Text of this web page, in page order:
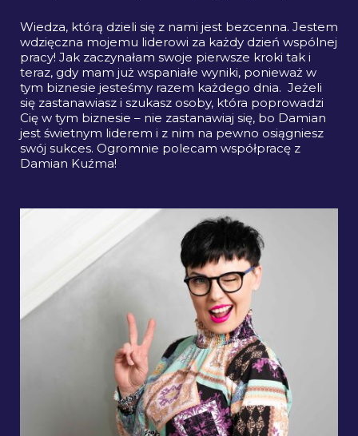
Wiedza, którą dzieli się z nami jest bezcenna. Jestem
wdzięczna mojemu liderowi za każdy dzień wspólnej
pracy! Jak zaczynałam swoje pierwsze kroki tak i
teraz, gdy mam już wspaniałe wyniki, ponieważ w
tym biznesie jesteśmy razem każdego dnia. Jeżeli
się zastanawiasz i szukasz osoby, która poprowadzi
Cię w tym biznesie – nie zastanawiaj się, bo Damian
jest świetnym liderem i z nim na pewno osiągniesz
swój sukces. Ogromnie polecam współpracę z
Damian Kuźma!